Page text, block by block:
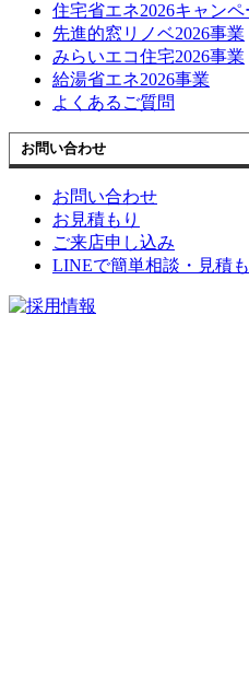
住宅省エネ2026キャンペ
先進的窓リノベ2026事業
みらいエコ住宅2026事業
給湯省エネ2026事業
よくあるご質問
お問い合わせ
お問い合わせ
お見積もり
ご来店申し込み
LINEで簡単相談・見積